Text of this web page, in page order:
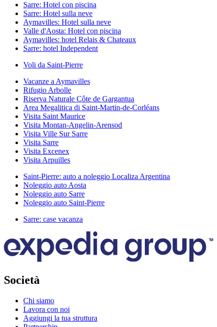
Sarre: Hotel con piscina
Sarre: Hotel sulla neve
Aymavilles: Hotel sulla neve
Valle d'Aosta: Hotel con piscina
Aymavilles: hotel Relais & Chateaux
Sarre: hotel Independent
Voli da Saint-Pierre
Vacanze a Aymavilles
Rifugio Arbolle
Riserva Naturale Côte de Gargantua
Area Megalitica di Saint-Martin-de-Corléans
Visita Saint Maurice
Visita Montan-Angelin-Arensod
Visita Ville Sur Sarre
Visita Sarre
Visita Excenex
Visita Arpuilles
Saint-Pierre: auto a noleggio Localiza Argentina
Noleggio auto Aosta
Noleggio auto Sarre
Noleggio auto Saint-Pierre
Sarre: case vacanza
Società
Chi siamo
Lavora con noi
Aggiungi la tua struttura